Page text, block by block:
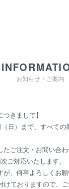
お知らせ・ご案内
つきまして】
日）まで、すべて
ご注文・お問い合わ
ご対応いたします。
、何卒よろしくお願
ておりますので、ご